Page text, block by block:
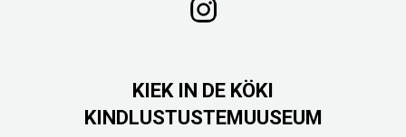
KIEK IN DE KÖKI
KINDLUSTUSTEMUUSEUM